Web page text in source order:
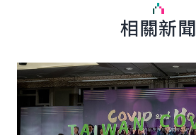
相關新聞
詳細內容